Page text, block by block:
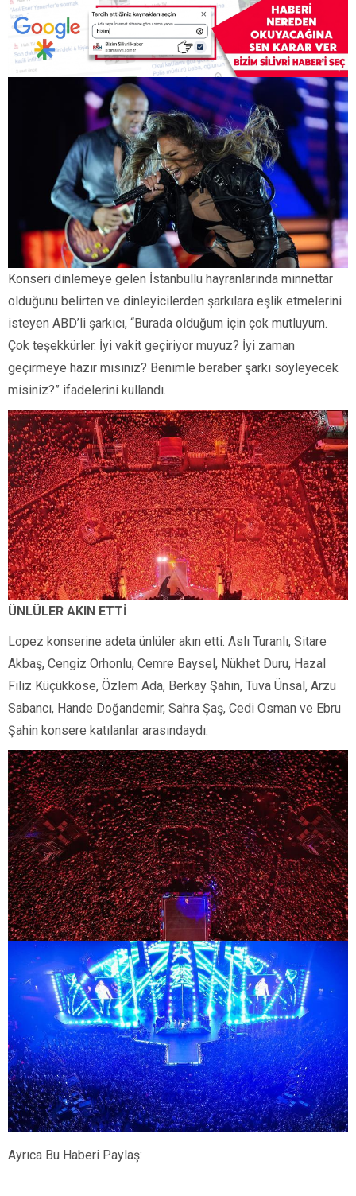
Konseri dinlemeye gelen İstanbullu hayranlarında minnettar
olduğunu belirten ve dinleyicilerden şarkılara eşlik etmelerini
isteyen ABD’li şarkıcı, “Burada olduğum için çok mutluyum.
Çok teşekkürler. İyi vakit geçiriyor muyuz? İyi zaman
geçirmeye hazır mısınız? Benimle beraber şarkı söyleyecek
misiniz?” ifadelerini kullandı.
ÜNLÜLER AKIN ETTİ
Lopez konserine adeta ünlüler akın etti. Aslı Turanlı, Sitare
Akbaş, Cengiz Orhonlu, Cemre Baysel, Nükhet Duru, Hazal
Filiz Küçükköse, Özlem Ada, Berkay Şahin, Tuva Ünsal, Arzu
Sabancı, Hande Doğandemir, Sahra Şaş, Cedi Osman ve Ebru
Şahin konsere katılanlar arasındaydı.
Ayrıca Bu Haberi Paylaş: